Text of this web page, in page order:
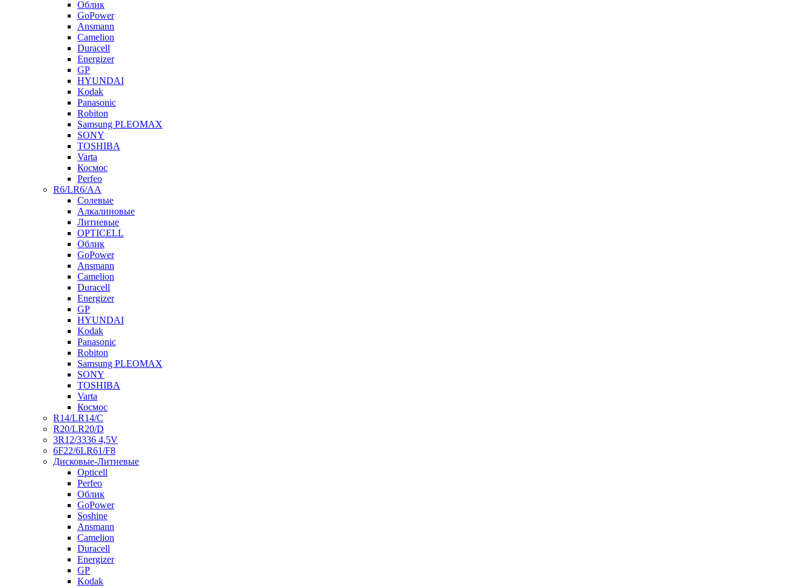
Облик
GoPower
Ansmann
Camelion
Duracell
Energizer
GP
HYUNDAI
Kodak
Panasonic
Robiton
Samsung PLEOMAX
SONY
TOSHIBA
Varta
Космос
Perfeo
R6/LR6/AA
Солевые
Алкалиновые
Литиевые
OPTICELL
Облик
GoPower
Ansmann
Camelion
Duracell
Energizer
GP
HYUNDAI
Kodak
Panasonic
Robiton
Samsung PLEOMAX
SONY
TOSHIBA
Varta
Космос
R14/LR14/C
R20/LR20/D
3R12/3336 4,5V
6F22/6LR61/F8
Дисковые-Литиевые
Opticell
Perfeo
Облик
GoPower
Soshine
Ansmann
Camelion
Duracell
Energizer
GP
Kodak